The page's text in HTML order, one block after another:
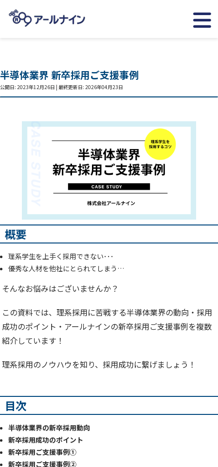
半導体業界 新卒採用ご支援事例
公開日: 2023年12月26日 | 最終更新日: 2026年04月23日
概要
理系学生を上手く採用できない･･･
優秀な人材を他社にとられてしまう…
そんなお悩みはございませんか？
この資料では、理系採用に苦戦する半導体業界の動向・採用
成功のポイント・アールナインの新卒採用ご支援事例を複数
紹介しています！
理系採用のノウハウを知り、採用成功に繋げましょう！
目次
半導体業界の新卒採用動向
新卒採用成功のポイント
新卒採用ご支援事例①
新卒採用ご支援事例②